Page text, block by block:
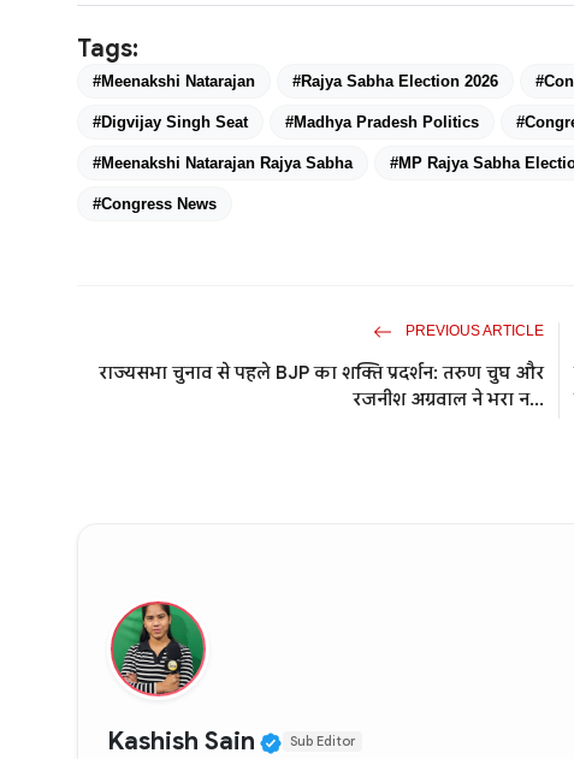
Tags:
#Meenakshi Natarajan #Rajya Sabha Election 2026
#Digvijay Singh Seat #Madhya Pradesh Politics
#Meenakshi Natarajan Rajya Sabha #MP Rajya Sabha
#Congress News
PREVIOUS ARTICLE
राज्यसभा चुनाव से पहले BJP का शक्ति प्रदर्शन: तरुण चुघ और
रजनीश अग्रवाल ने भरा न...
Kashish Sain Verified Public Figure •
Sub Editor